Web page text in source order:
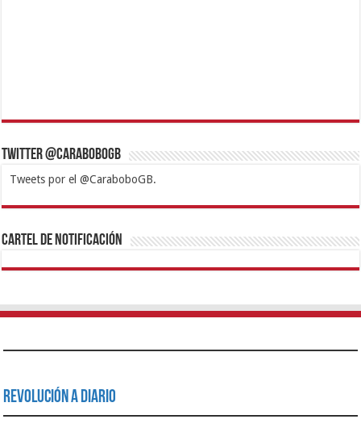
Twitter @CaraboboGB
Tweets por el @CaraboboGB.
1xbetBetturkeyBetistKralbetSupertotobetTipobetMatadorbetMariobet
https://mvbcasino.com/
Cartel de Notificación
Revolución a Diario